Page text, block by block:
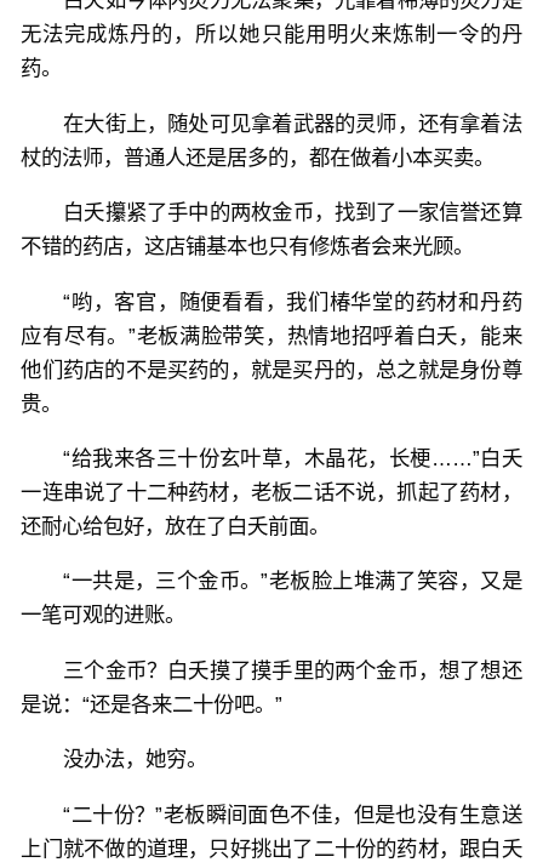
无法完成炼丹的，所以她只能用明火来炼制一令的丹
药。
在大街上，随处可见拿着武器的灵师，还有拿着法
杖的法师，普通人还是居多的，都在做着小本买卖。
白夭攥紧了手中的两枚金币，找到了一家信誉还算
不错的药店，这店铺基本也只有修炼者会来光顾。
“哟，客官，随便看看，我们椿华堂的药材和丹药
应有尽有。”老板满脸带笑，热情地招呼着白夭，能来
他们药店的不是买药的，就是买丹的，总之就是身份尊
贵。
“给我来各三十份玄叶草，木晶花，长梗……”白夭
一连串说了十二种药材，老板二话不说，抓起了药材，
还耐心给包好，放在了白夭前面。
“一共是，三个金币。”老板脸上堆满了笑容，又是
一笔可观的进账。
三个金币？白夭摸了摸手里的两个金币，想了想还
是说：“还是各来二十份吧。”
没办法，她穷。
“二十份？”老板瞬间面色不佳，但是也没有生意送
上门就不做的道理，只好挑出了二十份的药材，跟白夭